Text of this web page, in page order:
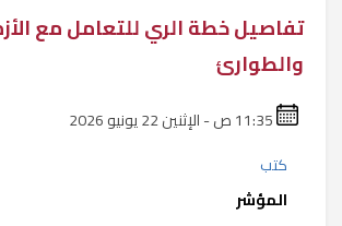
تفاصيل خطة الري للتعامل مع
والطوارئ
كتب
المؤشر